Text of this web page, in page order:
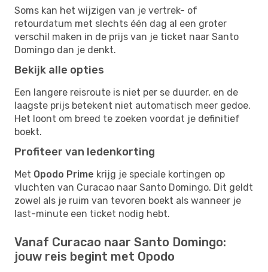
Soms kan het wijzigen van je vertrek- of
retourdatum met slechts één dag al een groter
verschil maken in de prijs van je ticket naar Santo
Domingo dan je denkt.
Bekijk alle opties
Een langere reisroute is niet per se duurder, en de
laagste prijs betekent niet automatisch meer gedoe.
Het loont om breed te zoeken voordat je definitief
boekt.
Profiteer van ledenkorting
Met Opodo Prime krijg je speciale kortingen op
vluchten van Curacao naar Santo Domingo. Dit geldt
zowel als je ruim van tevoren boekt als wanneer je
last-minute een ticket nodig hebt.
Vanaf Curacao naar Santo Domingo:
jouw reis begint met Opodo